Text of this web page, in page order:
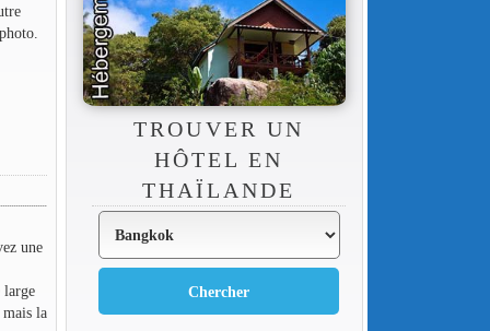
une
large
mais la
TROUVER UN
HÔTEL EN
THAÏLANDE